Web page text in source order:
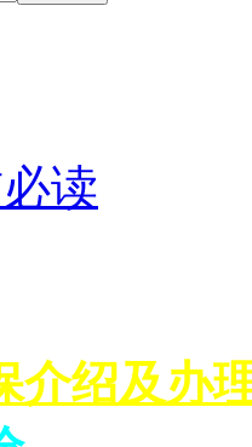
读
介绍及办